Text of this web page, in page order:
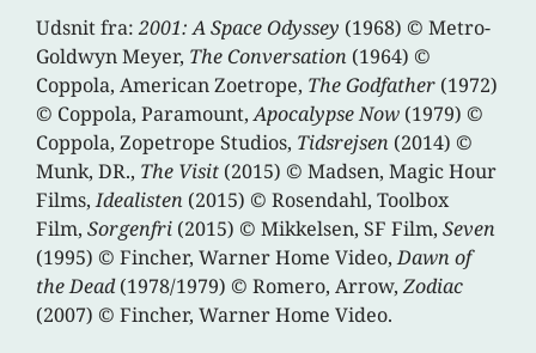
Udsnit fra:2001: A Space Odyssey (1968) © Metro-
Goldwyn Meyer, The Conversation (1964) ©
Coppola, American Zoetrope, The Godfather (1972)
© Coppola, Paramount,Apocalypse Now (1979) ©
Coppola, Zopetrope Studios, Tidsrejsen (2014) ©
Munk, DR., The Visit (2015) © Madsen, Magic Hour
Films,Idealisten (2015) © Rosendahl, Toolbox
Film,Sorgenfri (2015) © Mikkelsen, SF Film,Seven
(1995) © Fincher, Warner Home Video,Dawn of
the Dead(1978/1979) © Romero, Arrow,Zodiac
(2007) © Fincher, Warner Home Video.